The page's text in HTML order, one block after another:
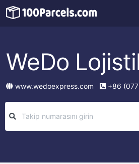
WeDo
www.wedoexpress.com +86